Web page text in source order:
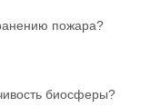
пожара?
биосферы?